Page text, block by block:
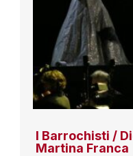
I Barrochisti /
Martina Franca